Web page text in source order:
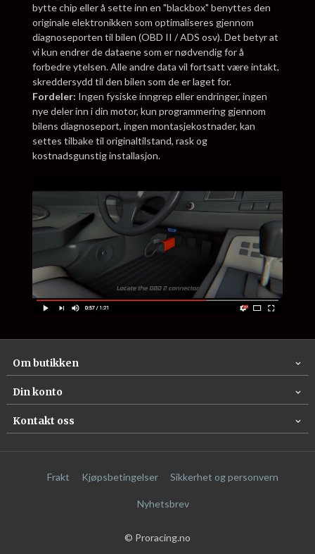
bytte chip eller å sette inn en "blackbox" benyttes den
originale elektronikken som optimaliseres gjennom
diagnoseporten til bilen (OBD II / ADS osv). Det betyr at
vi kun endrer de dataene som er nødvendig for å
forbedre ytelsen. Alle andre data vil fortsatt være intakt,
skreddersydd til den bilen som de er laget for.
Fordeler: Ingen fysiske inngrep eller endringer, ingen
nye deler inn i din motor, kun programmering gjennom
bilens diagnoseport, ingen montasjekostnader, kan
settes tilbake til originaltilstand, rask og
kostnadsgunstig installasjon.
Om butikken
Din konto
Kontakt oss
Frakt Kjøpsbetingelser Sikkerhet og personvern
Nyhetsbrev
© Proracing.no